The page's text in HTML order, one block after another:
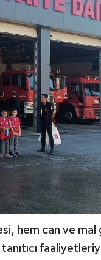
hem can ve mal